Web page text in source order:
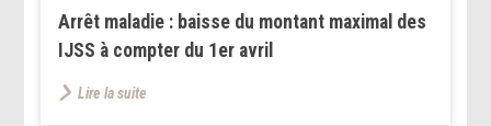
Arrêt maladie : baisse du montant maximal des
IJSS à compter du 1er avril
Lire la suite